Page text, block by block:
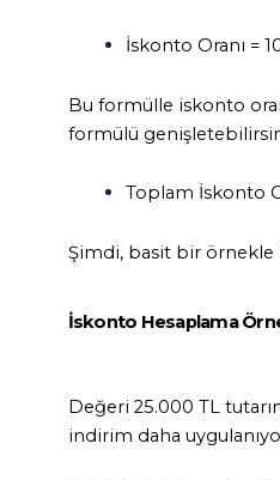
İskonto Oranı =
Bu formülle iskonto
formülü
Toplam İskonto
Şimdi, basit bir örnekle
İskonto Hesaplama
Değeri 25.000 TL
indirim daha